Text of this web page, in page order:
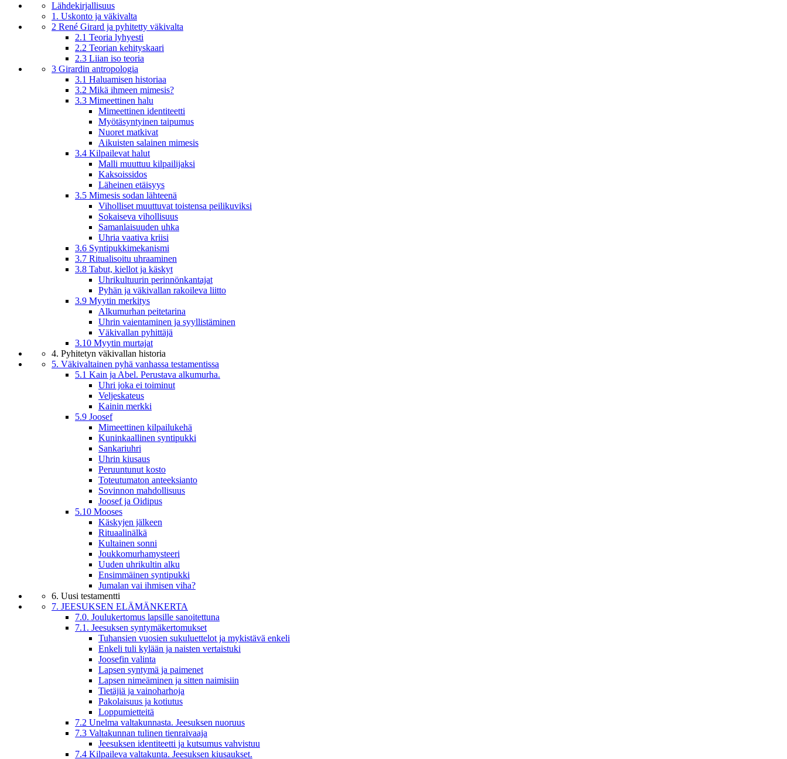
Lähdekirjallisuus
1. Uskonto ja väkivalta
2 René Girard ja pyhitetty väkivalta
2.1 Teoria lyhyesti
2.2 Teorian kehityskaari
2.3 Liian iso teoria
3 Girardin antropologia
3.1 Haluamisen historiaa
3.2 Mikä ihmeen mimesis?
3.3 Mimeettinen halu
Mimeettinen identiteetti
Myötäsyntyinen taipumus
Nuoret matkivat
Aikuisten salainen mimesis
3.4 Kilpailevat halut
Malli muuttuu kilpailijaksi
Kaksoissidos
Läheinen etäisyys
3.5 Mimesis sodan lähteenä
Viholliset muuttuvat toistensa peilikuviksi
Sokaiseva vihollisuus
Samanlaisuuden uhka
Uhria vaativa kriisi
3.6 Syntipukkimekanismi
3.7 Ritualisoitu uhraaminen
3.8 Tabut, kiellot ja käskyt
Uhrikultuurin perinnönkantajat
Pyhän ja väkivallan rakoileva liitto
3.9 Myytin merkitys
Alkumurhan peitetarina
Uhrin vaientaminen ja syyllistäminen
Väkivallan pyhittäjä
3.10 Myytin murtajat
4. Pyhitetyn väkivallan historia
5. Väkivaltainen pyhä vanhassa testamentissa
5.1 Kain ja Abel. Perustava alkumurha.
Uhri joka ei toiminut
Veljeskateus
Kainin merkki
5.9 Joosef
Mimeettinen kilpailukehä
Kuninkaallinen syntipukki
Sankariuhri
Uhrin kiusaus
Peruuntunut kosto
Toteutumaton anteeksianto
Sovinnon mahdollisuus
Joosef ja Oidipus
5.10 Mooses
Käskyjen jälkeen
Rituaalinälkä
Kultainen sonni
Joukkomurhamysteeri
Uuden uhrikultin alku
Ensimmäinen syntipukki
Jumalan vai ihmisen viha?
6. Uusi testamentti
7. JEESUKSEN ELÄMÄNKERTA
7.0. Joulukertomus lapsille sanoitettuna
7.1. Jeesuksen syntymäkertomukset
Tuhansien vuosien sukuluettelot ja mykistävä enkeli
Enkeli tuli kylään ja naisten vertaistuki
Joosefin valinta
Lapsen syntymä ja paimenet
Lapsen nimeäminen ja sitten naimisiin
Tietäjiä ja vainoharhoja
Pakolaisuus ja kotiutus
Loppumietteitä
7.2 Unelma valtakunnasta. Jeesuksen nuoruus
7.3 Valtakunnan tulinen tienraivaaja
Jeesuksen identiteetti ja kutsumus vahvistuu
7.4 Kilpaileva valtakunta. Jeesuksen kiusaukset.